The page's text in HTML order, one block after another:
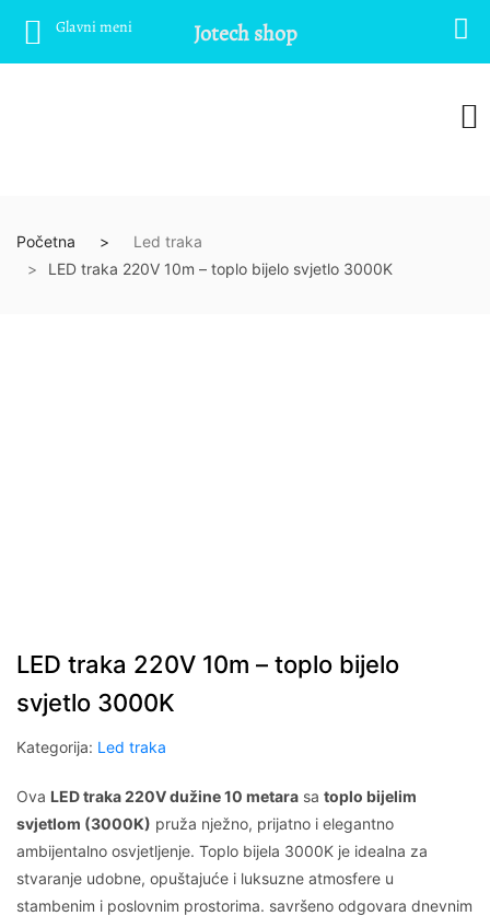
Početna
Led traka
LED traka 220V 10m – toplo bijelo svjetlo 3000K
LED traka 220V 10m – toplo bijelo
svjetlo 3000K
Kategorija: Led traka
Ova LED traka 220V dužine 10 metara sa toplo bijelim
svjetlom (3000K) pruža nježno, prijatno i elegantno
ambijentalno osvjetljenje. Toplo bijela 3000K je idealna za
stvaranje udobne, opuštajuće i luksuzne atmosfere u
stambenim i poslovnim prostorima. savršeno odgovara dnevnim
Glavni meni Jotech shop